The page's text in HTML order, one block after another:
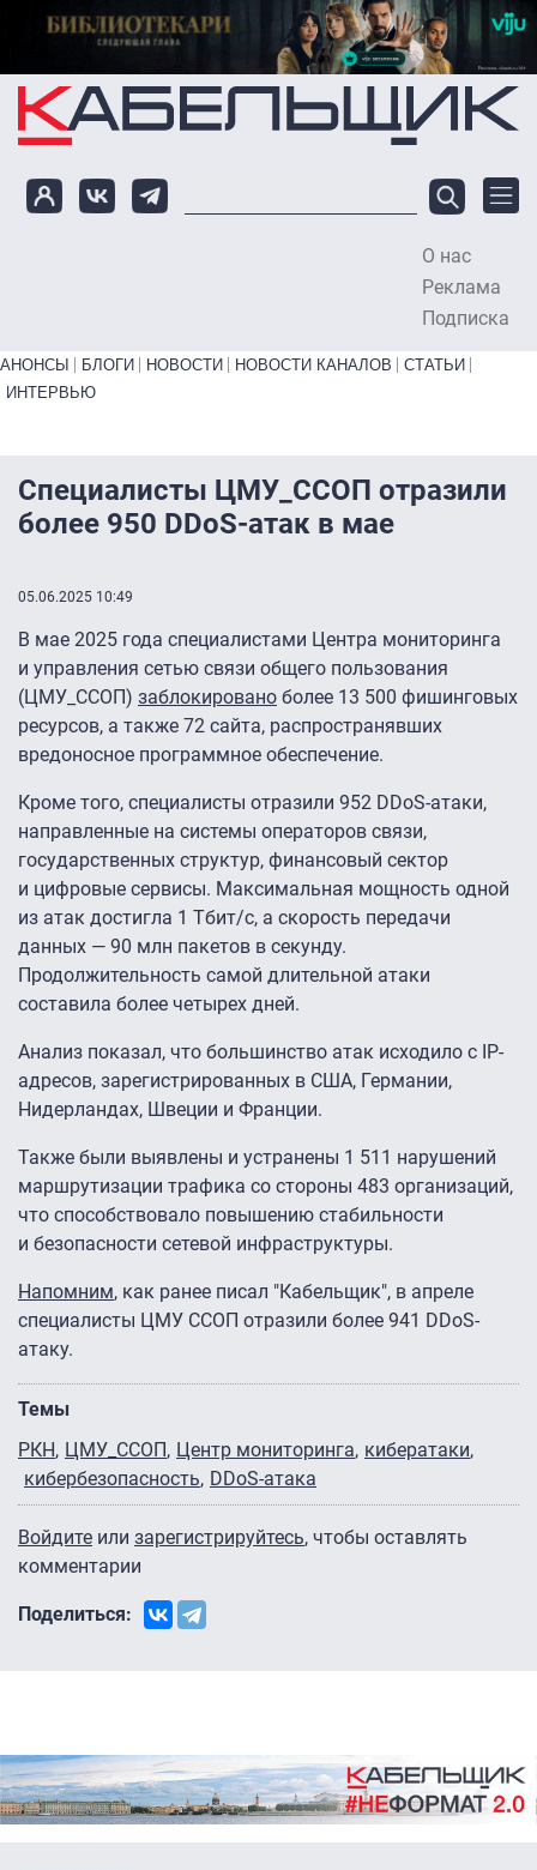
Перейти к основному содержанию
О нас
Реклама
Подписка
Primary links bottom
АНОНСЫ БЛОГИ НОВОСТИ НОВОСТИ КАНАЛОВ
СТАТЬИ
ИНТЕРВЬЮ
Специалисты ЦМУ_ССОП отразили
более 950 DDoS-атак в мае
05.06.2025 10:49
В мае 2025 года специалистами Центра мониторинга
и управления сетью связи общего пользования
(ЦМУ_ССОП) заблокировано более 13 500 фишинговых
ресурсов, а также 72 сайта, распространявших
вредоносное программное обеспечение.
Кроме того, специалисты отразили 952 DDoS-атаки,
направленные на системы операторов связи,
государственных структур, финансовый сектор
и цифровые сервисы. Максимальная мощность одной
из атак достигла 1 Тбит/с, а скорость передачи
данных — 90 млн пакетов в секунду.
Продолжительность самой длительной атаки
составила более четырех дней.
Анализ показал, что большинство атак исходило с IP-
адресов, зарегистрированных в США, Германии,
Нидерландах, Швеции и Франции.
Также были выявлены и устранены 1 511 нарушений
маршрутизации трафика со стороны 483 организаций,
что способствовало повышению стабильности
и безопасности сетевой инфраструктуры.
Напомним, как ранее писал "Кабельщик", в апреле
специалисты ЦМУ ССОП отразили более 941 DDoS-
атаку.
Темы
РКН
ЦМУ_ССОП Центр мониторинга кибератаки
кибербезопасность DDoS-атака
Войдите или зарегистрируйтесь, чтобы оставлять
комментарии
Поделиться: